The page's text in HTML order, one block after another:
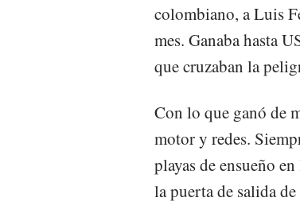
colombiano, a Luis
mes. Ganaba hasta
que cruzaban la
Con lo que ganó de
motor y redes.
playas de ensueño
la puerta de salida